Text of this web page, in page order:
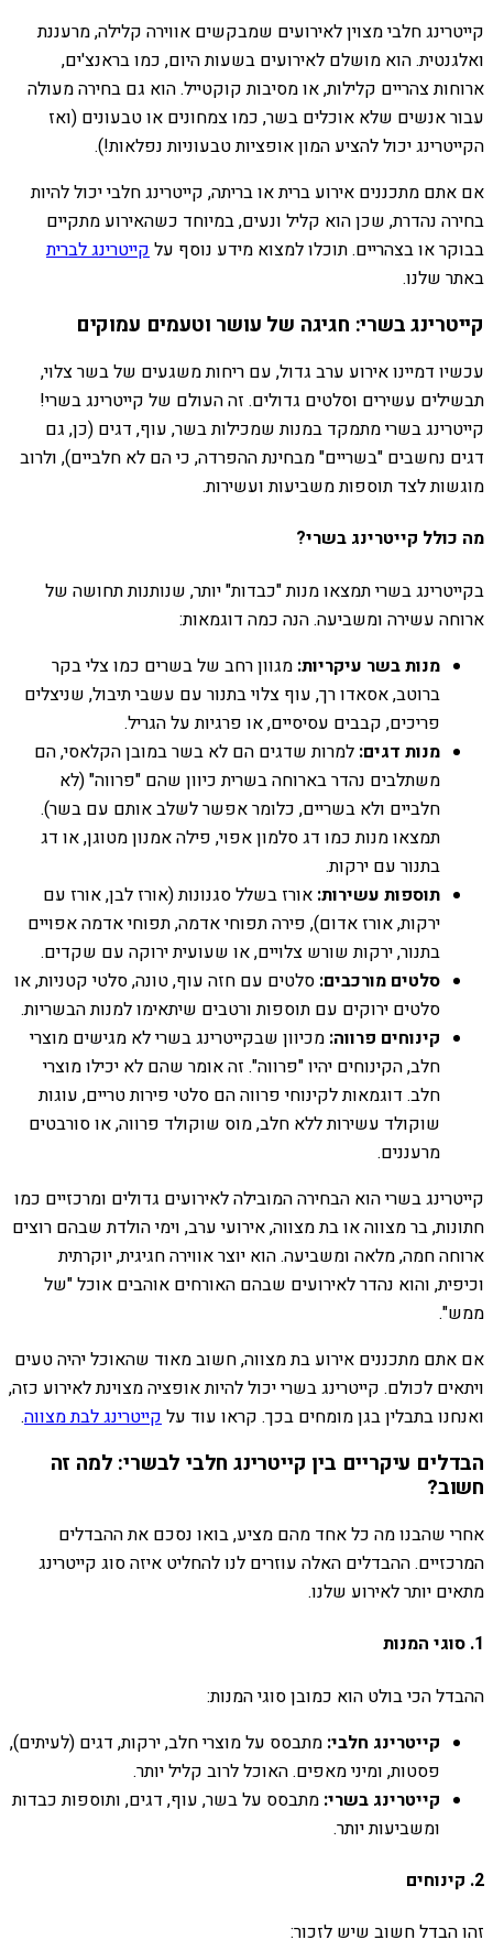
קייטרינג חלבי מצוין לאירועים שמבקשים אווירה קלילה, מרעננת
ואלגנטית. הוא מושלם לאירועים בשעות היום, כמו בראנצ'ים,
ארוחות צהריים קלילות, או מסיבות קוקטייל. הוא גם בחירה מעולה
עבור אנשים שלא אוכלים בשר, כמו צמחונים או טבעונים (ואז
הקייטרינג יכול להציע המון אופציות טבעוניות נפלאות!).
אם אתם מתכננים אירוע ברית או בריתה, קייטרינג חלבי יכול להיות
בחירה נהדרת, שכן הוא קליל ונעים, במיוחד כשהאירוע מתקיים
בבוקר או בצהריים. תוכלו למצוא מידע נוסף על קייטרינג לברית
באתר שלנו.
קייטרינג בשרי: חגיגה של עושר וטעמים עמוקים
עכשיו דמיינו אירוע ערב גדול, עם ריחות משגעים של בשר צלוי,
תבשילים עשירים וסלטים גדולים. זה העולם של קייטרינג בשרי!
קייטרינג בשרי מתמקד במנות שמכילות בשר, עוף, דגים (כן, גם
דגים נחשבים "בשריים" מבחינת ההפרדה, כי הם לא חלביים), ולרוב
מוגשות לצד תוספות משביעות ועשירות.
מה כולל קייטרינג בשרי?
בקייטרינג בשרי תמצאו מנות "כבדות" יותר, שנותנות תחושה של
ארוחה עשירה ומשביעה. הנה כמה דוגמאות:
מנות בשר עיקריות: מגוון רחב של בשרים כמו צלי בקר
ברוטב, אסאדו רך, עוף צלוי בתנור עם עשבי תיבול, שניצלים
פריכים, קבבים עסיסיים, או פרגיות על הגריל.
מנות דגים: למרות שדגים הם לא בשר במובן הקלאסי, הם
משתלבים נהדר בארוחה בשרית כיוון שהם "פרווה" (לא
חלביים ולא בשריים, כלומר אפשר לשלב אותם עם בשר).
תמצאו מנות כמו דג סלמון אפוי, פילה אמנון מטוגן, או דג
בתנור עם ירקות.
תוספות עשירות: אורז בשלל סגנונות (אורז לבן, אורז עם
ירקות, אורז אדום), פירה תפוחי אדמה, תפוחי אדמה אפויים
בתנור, ירקות שורש צלויים, או שעועית ירוקה עם שקדים.
סלטים מורכבים: סלטים עם חזה עוף, טונה, סלטי קטניות, או
סלטים ירוקים עם תוספות ורטבים שיתאימו למנות הבשריות.
קינוחים פרווה: מכיוון שבקייטרינג בשרי לא מגישים מוצרי
חלב, הקינוחים יהיו "פרווה". זה אומר שהם לא יכילו מוצרי
חלב. דוגמאות לקינוחי פרווה הם סלטי פירות טריים, עוגות
שוקולד עשירות ללא חלב, מוס שוקולד פרווה, או סורבטים
מרעננים.
קייטרינג בשרי הוא הבחירה המובילה לאירועים גדולים ומרכזיים כמו
חתונות, בר מצווה או בת מצווה, אירועי ערב, וימי הולדת שבהם רוצים
ארוחה חמה, מלאה ומשביעה. הוא יוצר אווירה חגיגית, יוקרתית
וכיפית, והוא נהדר לאירועים שבהם האורחים אוהבים אוכל "של
ממש".
אם אתם מתכננים אירוע בת מצווה, חשוב מאוד שהאוכל יהיה טעים
ויתאים לכולם. קייטרינג בשרי יכול להיות אופציה מצוינת לאירוע כזה,
ואנחנו בתבלין בגן מומחים בכך. קראו עוד על קייטרינג לבת מצווה.
הבדלים עיקריים בין קייטרינג חלבי לבשרי: למה זה
חשוב?
אחרי שהבנו מה כל אחד מהם מציע, בואו נסכם את ההבדלים
המרכזיים. ההבדלים האלה עוזרים לנו להחליט איזה סוג קייטרינג
מתאים יותר לאירוע שלנו.
1. סוגי המנות
ההבדל הכי בולט הוא כמובן סוגי המנות:
קייטרינג חלבי: מתבסס על מוצרי חלב, ירקות, דגים (לעיתים),
פסטות, ומיני מאפים. האוכל לרוב קליל יותר.
קייטרינג בשרי: מתבסס על בשר, עוף, דגים, ותוספות כבדות
ומשביעות יותר.
2. קינוחים
זהו הבדל חשוב שיש לזכור: